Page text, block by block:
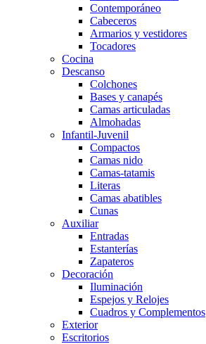
Contemporáneo
Cabeceros
Armarios y vestidores
Tocadores
Cocina
Descanso
Colchones
Bases y canapés
Camas articuladas
Almohadas
Infantil-Juvenil
Compactos
Camas nido
Camas-tatamis
Literas
Camas abatibles
Cunas
Auxiliar
Entradas
Estanterías
Zapateros
Decoración
Iluminación
Espejos y Relojes
Cuadros y Complementos
Exterior
Escritorios